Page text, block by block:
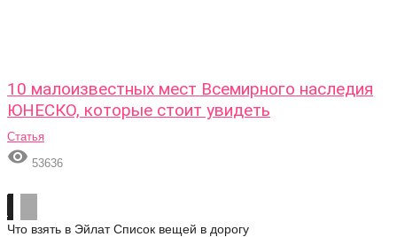
10 малоизвестных мест Всемирного наследия
ЮНЕСКО, которые стоит увидеть
Статья
 53636
Что взять в Эйлат Список вещей в дорогу